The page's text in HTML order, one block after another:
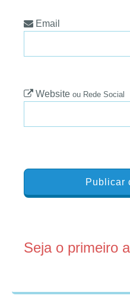
Email
Website ou Rede Social
Seja o primeiro